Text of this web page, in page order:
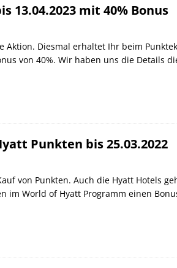
13.04.2023 mit 40% Bonus
Aktion. Diesmal erhaltet Ihr beim
von 40%. Wir haben uns die Details
Punkten bis 25.03.2022
von Punkten. Auch die Hyatt Hotels
im World of Hyatt Programm einen